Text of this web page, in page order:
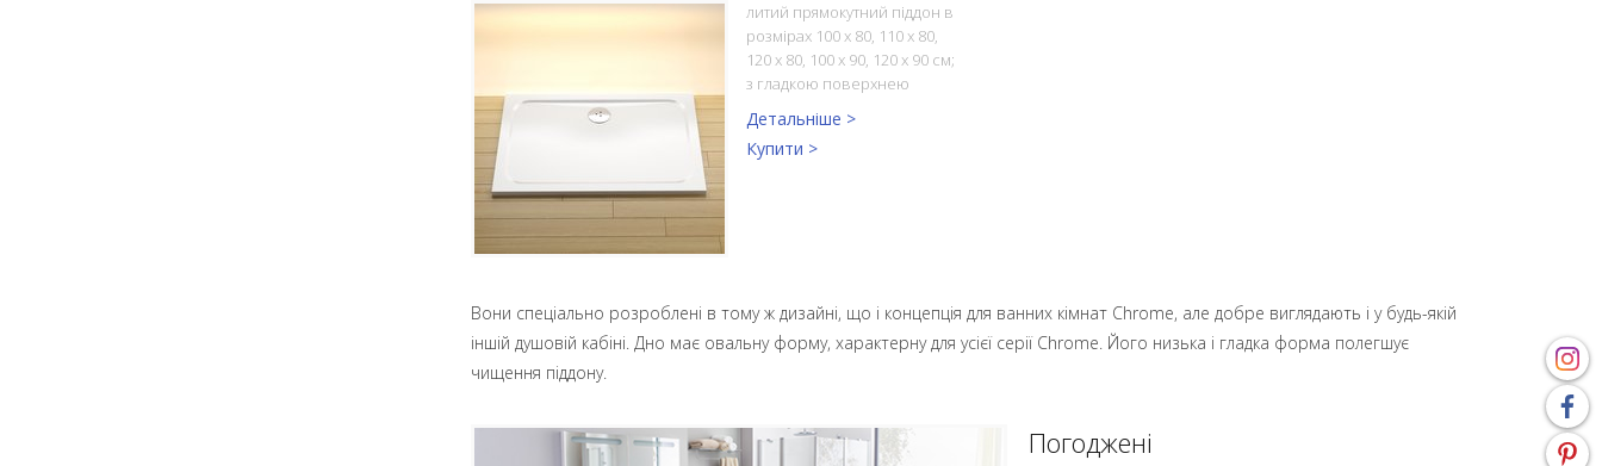
литий прямокутний піддон в
розмірах 100 x 80, 110 x 80,
120 x 80, 100 x 90, 120 x 90 см;
з гладкою поверхнею
Детальніше >
Купити >
Вони спеціально розроблені в тому ж дизайні, що і концепція для ванних кімнат Chrome, але добре виглядають і у будь-якій
іншій душовій кабіні. Дно має овальну форму, характерну для усієї серії Chrome. Його низька і гладка форма полегшує
чищення піддону.
Погоджені